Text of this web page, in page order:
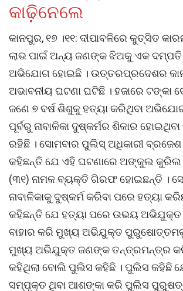
କାଢ଼ିନେଲେ
କାନପୁର, ୧୭ ।୧୧: ଦୀପାବଳିରେ କୁତ୍ସିତ
ଲାଭ ପାଇଁ ଅନ୍ୟ ଜଣଙ୍କ ଝିଅକୁ ଏକ ଦମ୍ପତି
ଅଭିଯୋଗ ହୋଇଛି । ଉତ୍ତରପ୍ରଦେଶର
ଅଭାବନୀୟ ଘଟଣା ଘଟିଛି । ହଜାରେ ଟଙ୍କା
ଜଣେ ୭ ବର୍ଷ ଶିଶୁକୁ ହତ୍ୟା କରିଥିବା
ପୂର୍ବରୁ ନାବାଳିକା ଦୁଷ୍କର୍ମର ଶିକାର
ରହିଛି । ସୋମବାର ପୁଲିସ୍ ଅଧିକାରୀ ବ୍ରଜେଶ
କହିଛନ୍ତି ଯେ ଏହି ଘଟଣାରେ ଅଙ୍କୁଲ କୁରିଲ
(୩୧) ନାମକ ବ୍ୟକ୍ତି ଗିରଫ ହୋଇଛନ୍ତି ।
ନାବାଳିକାକୁ ଦୁଷ୍କର୍ମ କରିବା ପରେ ହତ୍ୟା
କହିଛନ୍ତି ଯେ ହତ୍ୟା ପରେ ଉଭୟ
ବାହାର କରି ମୁଖ୍ୟ ଅଭିଯୁକ୍ତ
ମୁଖ୍ୟ ଅଭିଯୁକ୍ତ ଜଣଙ୍କ ତନ୍ତ୍ରମନ୍ତ୍ର
କହିଥିଲା ବୋଲି ପୁଲିସ କହିଛି । ପୁଲିସ କହିଛି
ସମ୍ପୃକ୍ତ ଥିବା ଆଶଙ୍କା କରି ପୁଲିସ